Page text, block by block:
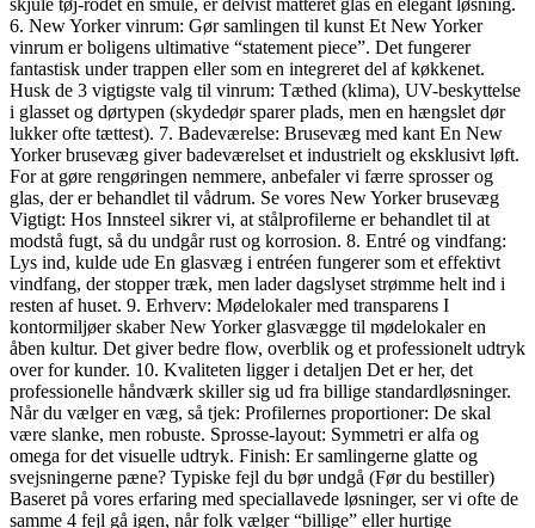
skjule tøj-rodet en smule, er delvist matteret glas en elegant løsning.
6. New Yorker vinrum: Gør samlingen til kunst Et New Yorker
vinrum er boligens ultimative “statement piece”. Det fungerer
fantastisk under trappen eller som en integreret del af køkkenet.
Husk de 3 vigtigste valg til vinrum: Tæthed (klima), UV-beskyttelse
i glasset og dørtypen (skydedør sparer plads, men en hængslet dør
lukker ofte tættest). 7. Badeværelse: Brusevæg med kant En New
Yorker brusevæg giver badeværelset et industrielt og eksklusivt løft.
For at gøre rengøringen nemmere, anbefaler vi færre sprosser og
glas, der er behandlet til vådrum. Se vores New Yorker brusevæg
Vigtigt: Hos Innsteel sikrer vi, at stålprofilerne er behandlet til at
modstå fugt, så du undgår rust og korrosion. 8. Entré og vindfang:
Lys ind, kulde ude En glasvæg i entréen fungerer som et effektivt
vindfang, der stopper træk, men lader dagslyset strømme helt ind i
resten af huset. 9. Erhverv: Mødelokaler med transparens I
kontormiljøer skaber New Yorker glasvægge til mødelokaler en
åben kultur. Det giver bedre flow, overblik og et professionelt udtryk
over for kunder. 10. Kvaliteten ligger i detaljen Det er her, det
professionelle håndværk skiller sig ud fra billige standardløsninger.
Når du vælger en væg, så tjek: Profilernes proportioner: De skal
være slanke, men robuste. Sprosse-layout: Symmetri er alfa og
omega for det visuelle udtryk. Finish: Er samlingerne glatte og
svejsningerne pæne? Typiske fejl du bør undgå (Før du bestiller)
Baseret på vores erfaring med speciallavede løsninger, ser vi ofte de
samme 4 fejl gå igen, når folk vælger “billige” eller hurtige